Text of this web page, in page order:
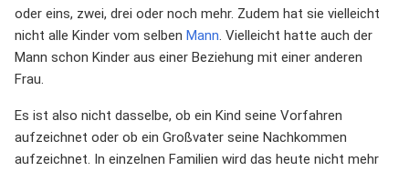
oder eins, zwei, drei oder noch mehr. Zudem hat sie vielleicht
nicht alle Kinder vom selben Mann. Vielleicht hatte auch der
Mann schon Kinder aus einer Beziehung mit einer anderen
Frau.
Es ist also nicht dasselbe, ob ein Kind seine Vorfahren
aufzeichnet oder ob ein Großvater seine Nachkommen
aufzeichnet. In einzelnen Familien wird das heute nicht mehr